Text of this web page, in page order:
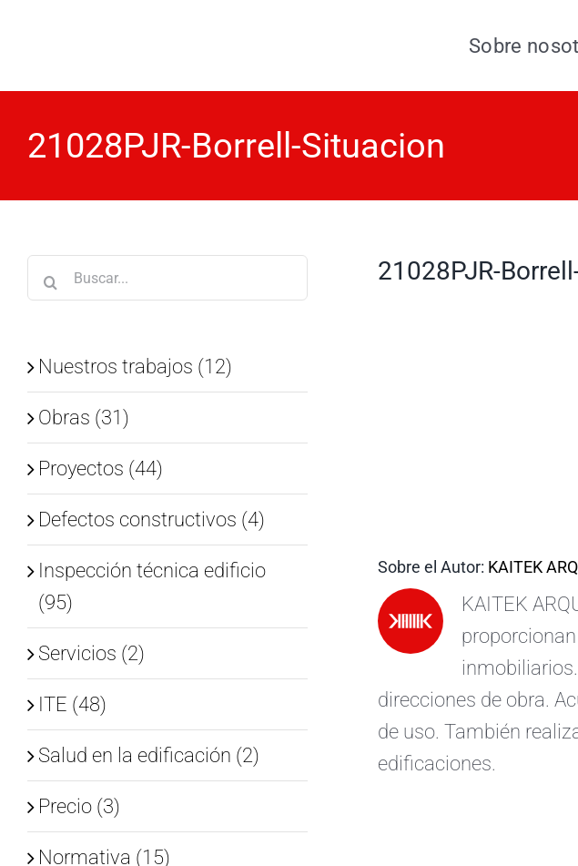
Sobre
21028PJR-Borrell-Situacion
21028PJR-
Sobre el Autor: KAITEK
KAITEK
direcciones de obra.
de uso. También
edificaciones.
Buscar:
Nuestros trabajos (12)
Obras (31)
Proyectos (44)
Defectos constructivos (4)
Inspección técnica edificio
(95)
Servicios (2)
ITE (48)
Salud en la edificación (2)
Precio (3)
Normativa (15)